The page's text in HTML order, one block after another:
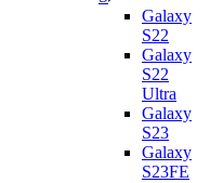
Galaxy
S22
Galaxy
S22
Ultra
Galaxy
S23
Galaxy
S23FE